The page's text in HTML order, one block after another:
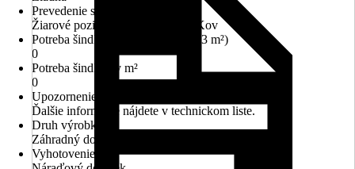
Prevedenie strechy
Žiarové pozinkovanie ponorom, Kov
Potreba šindľov (balíky obsahujú 3 m²)
0
Potreba šindľov v m²
0
Upozornenie
Ďalšie informácie nájdete v technickom liste.
Druh výrobku
Záhradný domček
Vyhotovenie